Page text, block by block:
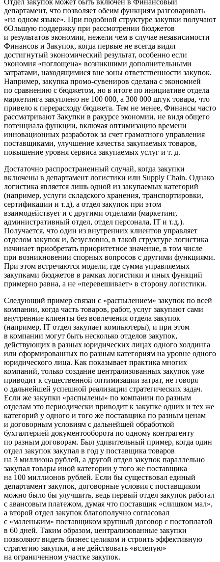
Отдел закупок может быть включен в Финансовый
департамент, что позволяет обеим функциям разговаривать
«на одном языке». При подобной структуре закупки получают
бОльшую поддержку при рассмотрении бюджетов
и результатов экономии, нежели чем в случае независимости
Финансов и Закупок, когда первые не всегда видят
достигнутый экономический результат, особенно если
экономия «поглощена» возникшими дополнительными
затратами, находящимися вне зоны ответственности закупок.
Например, закупка промо-сувениров сделана с экономией
по сравнению с бюджетом, но в итоге по инициативе отдела
маркетинга закуплено не 100 000, а 300 000 штук товара, что
привело к перерасходу бюджета. Тем не менее, Финансы часто
рассматривают Закупки в ракурсе экономии, не видя общего
потенциала функции, включая оптимизацию времени
инновационных разработок за счет грамотного управления
поставщиками, улучшение качества закупаемых товаров,
повышение уровня сервиса закупаемых услуг и т. д.
Достаточно распространенный случай, когда закупки
включены в департамент логистики или Supply Chain. Однако
логистика является лишь одной из закупаемых категорий
(например, услуги складского хранения, транспортировки,
сертификации и т.д), а отдел закупок при этом
взаимодействует и с другими отделами (маркетинг,
административный отдел, отдел персонала, IT и т.д.).
Получается, что один из внутренних клиентов управляет
отделом закупок и, безусловно, в такой структуре логистика
начинает приобретать приоритетное значение, в том числе
при возникновении спорных вопросов с другими функциями.
При этом встречаются модели, где сумма управляемых
закупками бюджетов в рамках логистики и иных функций
примерно равна, а не «перевешивает» в сторону логистики.
Следующий пример связан с «распылением» закупок по всей
компании, когда часть товаров, работ, услуг закупают сами
внутренние клиенты без вовлечения отдела закупок
(например, IT отдел закупает компьютеры), и при этом
в компании могут быть несколько отделов закупок,
действующих в разных юридических лицах одного холдинга
или сформированных по разным категориям на уровне одного
юридического лица. Как показывает практика многих
компаний, только создание централизованных закупок уже
приводит к существенной оптимизации затрат, не говоря
о дальнейшей успешной реализации стратегических задач.
Если же закупки «распылены» по компании по разным
отделам это периодически приводит к закупке одних и тех же
категорий у одного и того же поставщика по разным ценам
и договорным условиям с дальнейшей обработкой
бухгалтерией документооборота по одному контрагенту
по разным договорам. Был удивительный пример, когда один
отдел закупок закупал в год у поставщика товаров
на 3 миллиона рублей, а другой отдел закупок параллельно
закупал товары иной категории у того же поставщика
на 100 миллионов рублей. Если бы существовал единый
департамент закупок, договорные условия с поставщиком
можно было бы улучшить, ведь первый отдел закупок работал
с авансовым платежом, думая что поставщик «слишком мал»,
а второй отдел закупок благополучно согласовал
с «маленьким» поставщиком крупный договор с постоплатой
в 60 дней. Таким образом, централизованные закупки
позволяют видеть бизнес целиком и строить эффективную
стратегию закупки, а не действовать «вслепую»
на ограниченном участке закупок.